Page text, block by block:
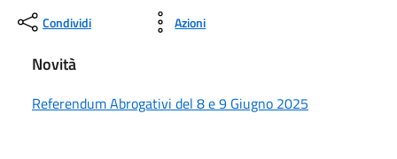
Condividi Azioni
Novità
Referendum Abrogativi del 8 e 9 Giugno 2025